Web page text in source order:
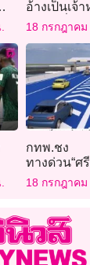
อ้างเป็นเจ้
สอบเหยื่อสู
18 กรกฎาคม
กทพ.ชง
ทางด่วน“ศ
สุวรรณภูมิ
บอร์ดก.ย.นี้
18 กรกฎาคม